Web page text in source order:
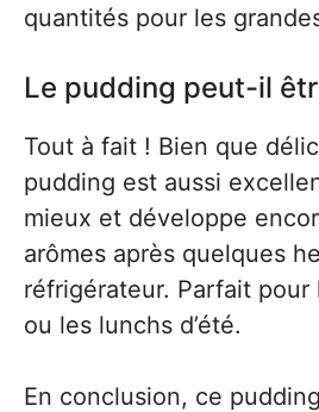
quantités pour les
Le pudding peut-il
Tout à fait ! Bien que
pudding est aussi
mieux et développe
arômes après quelques
réfrigérateur. Parfait
ou les lunchs d’été.
En conclusion, ce